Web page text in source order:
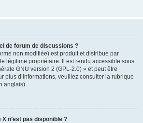
de forum de discussions ?
non modifiée) est produit et distribué par
légitime propriétaire. Il est rendu accessible sous
GNU version 2 (GPL-2.0) » et peut être
plus d’informations, veuillez consulter la rubrique
anglais).
n’est pas disponible ?